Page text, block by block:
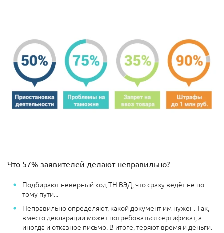
Что 57% заявителей делают неправильно?
Подбирают неверный код ТН ВЭД, что сразу ведёт не по
тому пути...
Неправильно определяют, какой документ им нужен. Так,
вместо декларации может потребоваться сертификат, а
иногда и отказное письмо. В итоге, теряют время и деньги.